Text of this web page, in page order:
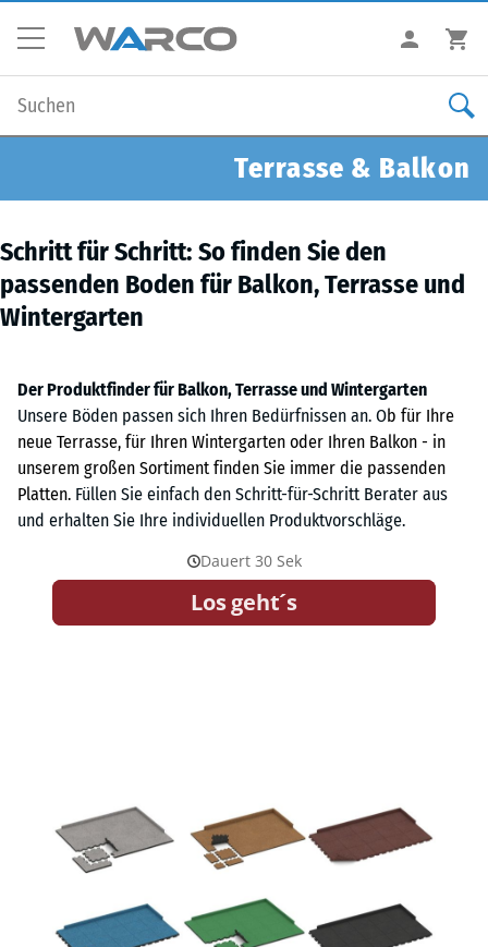
Terrasse & Balkon
Schritt für Schritt: So finden Sie den
passenden Boden für Balkon, Terrasse und
Wintergarten
Der Produktfinder für Balkon, Terrasse und Wintergarten
Unsere Böden passen sich Ihren Bedürfnissen an. Ob für Ihre
neue Terrasse, für Ihren Wintergarten oder Ihren Balkon - in
unserem großen Sortiment finden Sie immer die passenden
Platten. Füllen Sie einfach den Schritt-für-Schritt Berater aus
und erhalten Sie Ihre individuellen Produktvorschläge.